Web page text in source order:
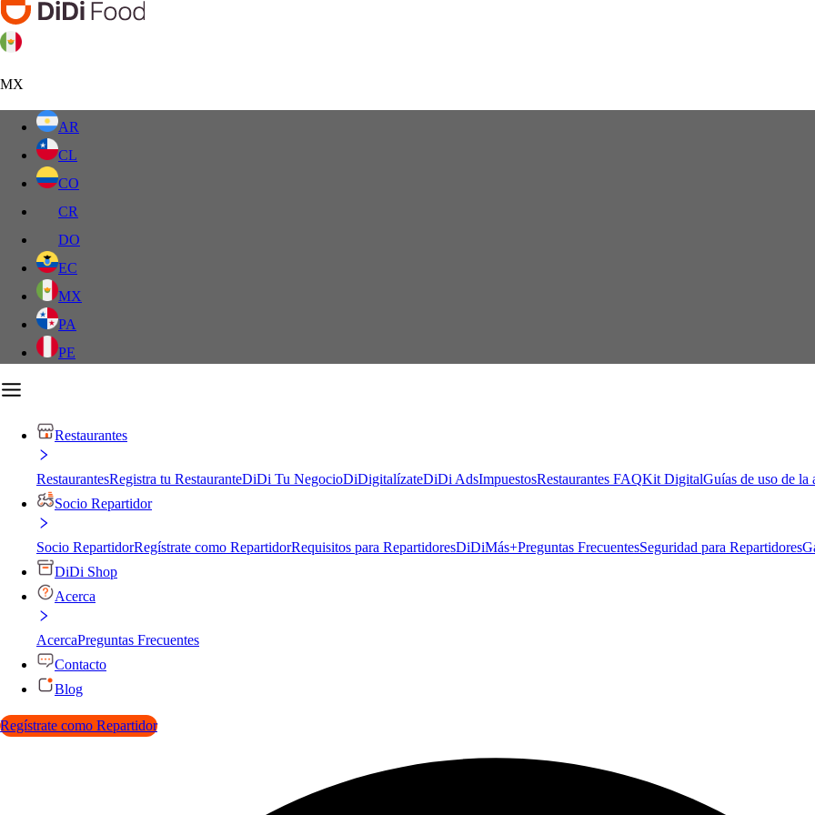
MX
AR
CL
CO
CR
DO
EC
MX
PA
PE
Restaurantes
RestaurantesRegistra tu RestauranteDiDi Tu NegocioDiDigitalízateDiDi AdsImpuestosRestaurantes FAQKit DigitalGuías de uso de la
Socio Repartidor
Socio RepartidorRegístrate como RepartidorRequisitos para RepartidoresDiDiMás+Preguntas FrecuentesSeguridad para Repartidores
DiDi Shop
Acerca
AcercaPreguntas Frecuentes
Contacto
Blog
Regístrate como Repartidor